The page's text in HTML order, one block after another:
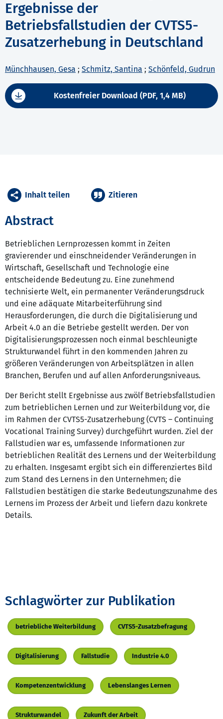
Ergebnisse der
Betriebsfallstudien der CVTS5-
Zusatzerhebung in Deutschland
Münchhausen, Gesa ; Schmitz, Santina ; Schönfeld, Gudrun
Kostenfreier Download (PDF, 1,4 MB)
Abstract
Betrieblichen Lernprozessen kommt in Zeiten
gravierender und einschneidender Veränderungen in
Wirtschaft, Gesellschaft und Technologie eine
entscheidende Bedeutung zu. Eine zunehmend
technisierte Welt, ein permanenter Veränderungsdruck
und eine adäquate Mitarbeiterführung sind
Herausforderungen, die durch die Digitalisierung und
Arbeit 4.0 an die Betriebe gestellt werden. Der von
Digitalisierungsprozessen noch einmal beschleunigte
Strukturwandel führt in den kommenden Jahren zu
größeren Veränderungen von Arbeitsplätzen in allen
Branchen, Berufen und auf allen Anforderungsniveaus.
Der Bericht stellt Ergebnisse aus zwölf Betriebsfallstudien
zum betrieblichen Lernen und zur Weiterbildung vor, die
im Rahmen der CVTS5-Zusatzerhebung (CVTS – Continuing
Vocational Training Survey) durchgeführt wurden. Ziel der
Fallstudien war es, umfassende Informationen zur
betrieblichen Realität des Lernens und der Weiterbildung
zu erhalten. Insgesamt ergibt sich ein differenziertes Bild
zum Stand des Lernens in den Unternehmen; die
Fallstudien bestätigen die starke Bedeutungszunahme des
Lernens im Prozess der Arbeit und liefern dazu konkrete
Details.
Inhalt teilen Zitieren
Schlagwörter zur Publikation
betriebliche Weiterbildung CVTS5-Zusatzbefragung
Digitalisierung Fallstudie Industrie 4.0
Kompetenzentwicklung Lebenslanges Lernen
Strukturwandel Zukunft der Arbeit